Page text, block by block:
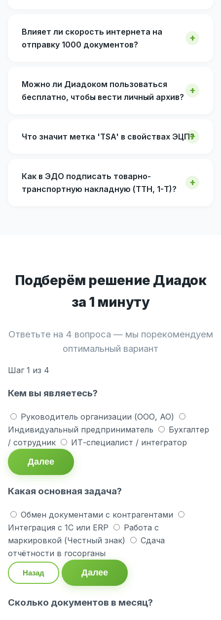
Влияет ли скорость интернета на
отправку 1000 документов?
Можно ли Диадоком пользоваться
бесплатно, чтобы вести личный архив?
Что значит метка 'TSA' в свойствах ЭЦП?
Как в ЭДО подписать товарно-
транспортную накладную (ТТН, 1-Т)?
Подберём решение Диадок
за 1 минуту
Ответьте на 4 вопроса — мы порекомендуем
оптимальный вариант
Шаг 1 из 4
Кем вы являетесь?
Руководитель организации (ООО, АО)
Индивидуальный предприниматель
Бухгалтер
/ сотрудник
ИТ-специалист / интегратор
Далее
Какая основная задача?
Обмен документами с контрагентами
Интеграция с 1С или ERP
Работа с
маркировкой (Честный знак)
Сдача
отчётности в госорганы
Назад Далее
Сколько документов в месяц?